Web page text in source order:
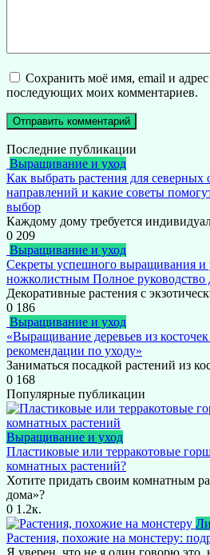
Сохранить моё имя, email и адрес
последующих моих комментариев.
Последние публикации
Выращивание и уход
Как выбрать растения для северных
направлений и какие советы
выбор
Каждому дому требуется
0 209
Выращивание и уход
Секреты успешного выращивания и
ножколистным Полное руководство
Декоративные растения с
0 186
Выращивание и уход
«Выращивание деревьев из
рекомендации по уходу»
Заниматься посадкой растений из
0 168
Популярные публикации
Выращивание и уход
Пластиковые или терракотовые
комнатных растений?
Хотите придать своим комнатным
дома»?
0 1.2к.
Растения, похожие на монстеру:
Я уверен, что не я один говорю это,